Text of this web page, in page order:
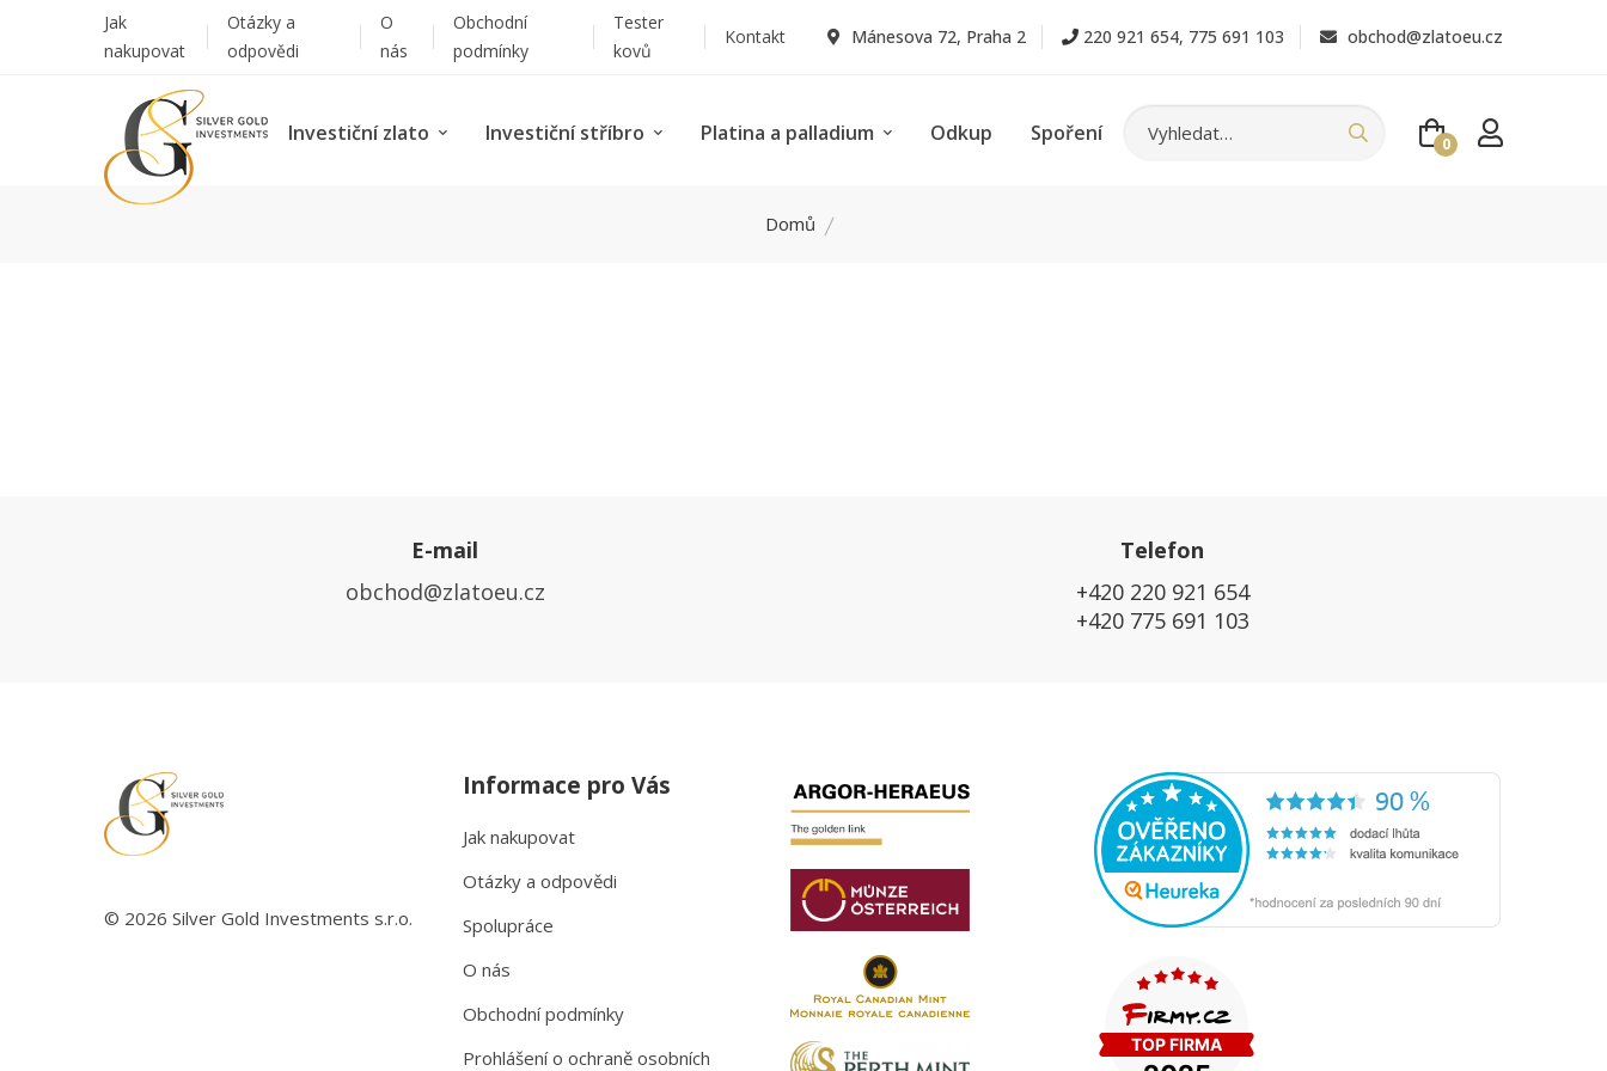
Jak
nakupovat
Otázky a
odpovědi
O
nás
Obchodní
podmínky
Tester
kovů
Kontakt Mánesova 72, Praha 2 220 921 654, 775 691 103 obchod@zlatoeu.cz
Investiční zlato Investiční stříbro Platina a palladium Odkup Spoření 0
Domů
E-mail
obchod@zlatoeu.cz
Telefon
+420 220 921 654
+420 775 691 103
© 2026 Silver Gold Investments s.r.o.
Informace pro Vás
Jak nakupovat
Otázky a odpovědi
Spolupráce
O nás
Obchodní podmínky
Prohlášení o ochraně osobních